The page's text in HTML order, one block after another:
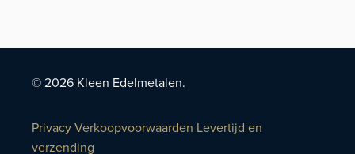
© 2026 Kleen Edelmetalen.
Privacy Verkoopvoorwaarden Levertijd en
verzending